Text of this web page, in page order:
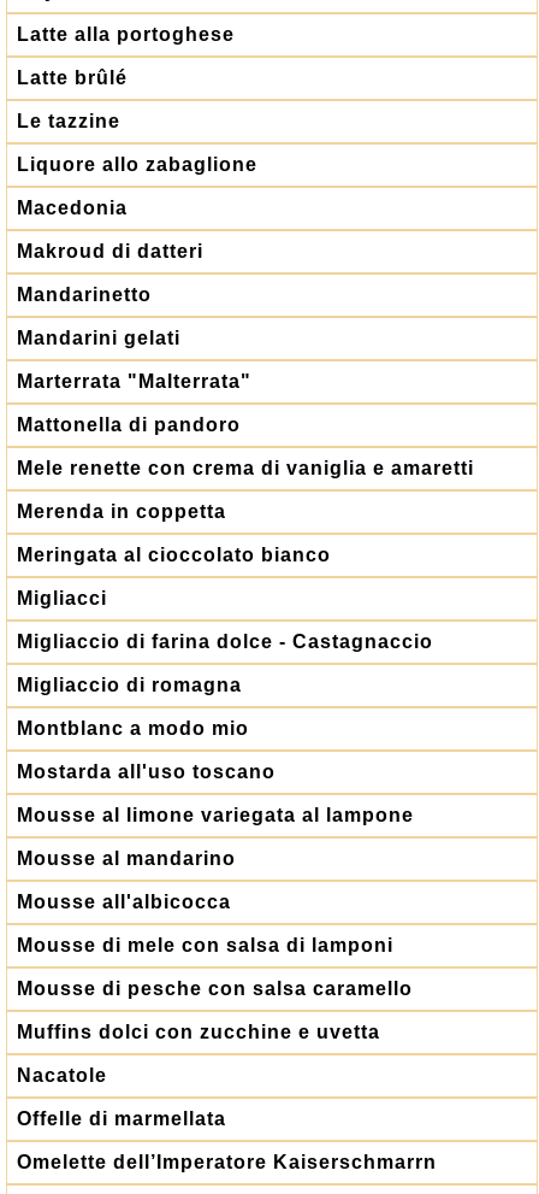
Latte alla portoghese
Latte brûlé
Le tazzine
Liquore allo zabaglione
Macedonia
Makroud di datteri
Mandarinetto
Mandarini gelati
Marterrata "Malterrata"
Mattonella di pandoro
Mele renette con crema di vaniglia e amaretti
Merenda in coppetta
Meringata al cioccolato bianco
Migliacci
Migliaccio di farina dolce - Castagnaccio
Migliaccio di romagna
Montblanc a modo mio
Mostarda all'uso toscano
Mousse al limone variegata al lampone
Mousse al mandarino
Mousse all'albicocca
Mousse di mele con salsa di lamponi
Mousse di pesche con salsa caramello
Muffins dolci con zucchine e uvetta
Nacatole
Offelle di marmellata
Omelette dell’Imperatore Kaiserschmarrn